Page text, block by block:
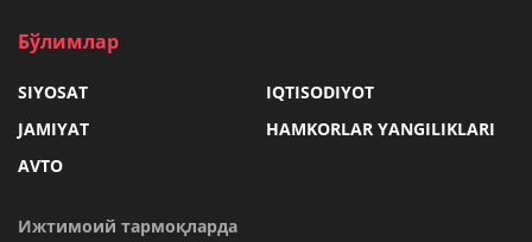
Бўлимлар
SIYOSAT
IQTISODIYOT
JAMIYAT
HAMKORLAR YANGILIKLARI
AVTO
Ижтимоий тармоқларда